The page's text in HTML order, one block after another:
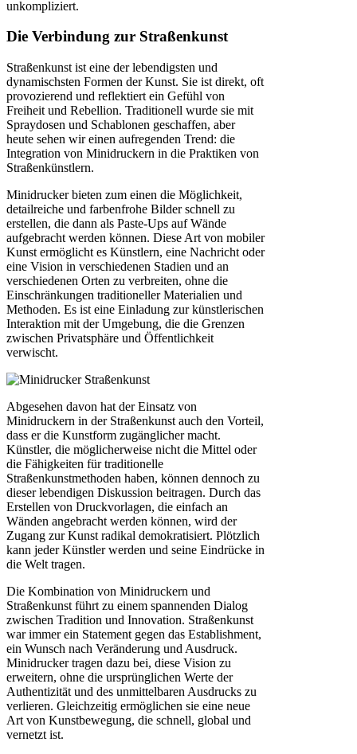
unkompliziert.
Die Verbindung zur Straßenkunst
Straßenkunst ist eine der lebendigsten und
dynamischsten Formen der Kunst. Sie ist direkt, oft
provozierend und reflektiert ein Gefühl von
Freiheit und Rebellion. Traditionell wurde sie mit
Spraydosen und Schablonen geschaffen, aber
heute sehen wir einen aufregenden Trend: die
Integration von Minidruckern in die Praktiken von
Straßenkünstlern.
Minidrucker bieten zum einen die Möglichkeit,
detailreiche und farbenfrohe Bilder schnell zu
erstellen, die dann als Paste-Ups auf Wände
aufgebracht werden können. Diese Art von mobiler
Kunst ermöglicht es Künstlern, eine Nachricht oder
eine Vision in verschiedenen Stadien und an
verschiedenen Orten zu verbreiten, ohne die
Einschränkungen traditioneller Materialien und
Methoden. Es ist eine Einladung zur künstlerischen
Interaktion mit der Umgebung, die die Grenzen
zwischen Privatsphäre und Öffentlichkeit
verwischt.
Abgesehen davon hat der Einsatz von
Minidruckern in der Straßenkunst auch den Vorteil,
dass er die Kunstform zugänglicher macht.
Künstler, die möglicherweise nicht die Mittel oder
die Fähigkeiten für traditionelle
Straßenkunstmethoden haben, können dennoch zu
dieser lebendigen Diskussion beitragen. Durch das
Erstellen von Druckvorlagen, die einfach an
Wänden angebracht werden können, wird der
Zugang zur Kunst radikal demokratisiert. Plötzlich
kann jeder Künstler werden und seine Eindrücke in
die Welt tragen.
Die Kombination von Minidruckern und
Straßenkunst führt zu einem spannenden Dialog
zwischen Tradition und Innovation. Straßenkunst
war immer ein Statement gegen das Establishment,
ein Wunsch nach Veränderung und Ausdruck.
Minidrucker tragen dazu bei, diese Vision zu
erweitern, ohne die ursprünglichen Werte der
Authentizität und des unmittelbaren Ausdrucks zu
verlieren. Gleichzeitig ermöglichen sie eine neue
Art von Kunstbewegung, die schnell, global und
vernetzt ist.